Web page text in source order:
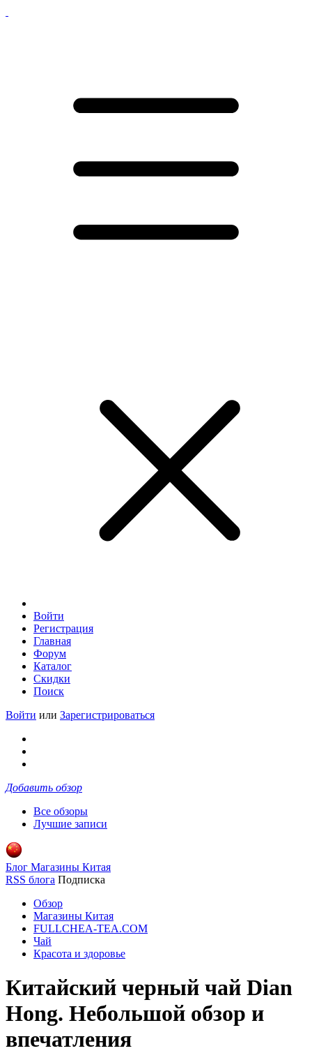
Войти
Регистрация
Главная
Форум
Каталог
Скидки
Поиск
Войти или Зарегистрироваться
Добавить обзор
Все обзоры
Лучшие записи
Блог Магазины Китая
RSS блога Подписка
Обзор
Магазины Китая
FULLCHEA-TEA.COM
Чай
Красота и здоровье
Китайский черный чай Dian
Hong. Небольшой обзор и
впечатления